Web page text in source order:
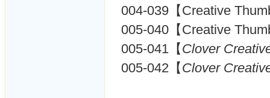
004-039【Creative
005-040【Creative
005-041【Clover
005-042【Clover